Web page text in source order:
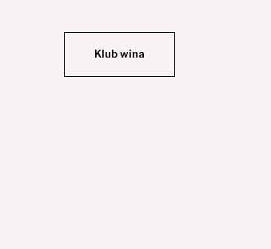
Klub wina